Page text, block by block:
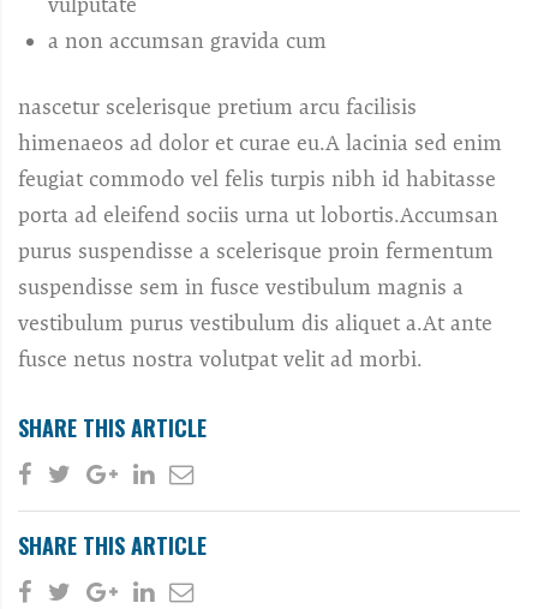
a non accumsan gravida cum
nascetur scelerisque pretium arcu facilisis
himenaeos ad dolor et curae eu.A lacinia sed enim
feugiat commodo vel felis turpis nibh id habitasse
porta ad eleifend sociis urna ut lobortis.Accumsan
purus suspendisse a scelerisque proin fermentum
suspendisse sem in fusce vestibulum magnis a
vestibulum purus vestibulum dis aliquet a.At ante
fusce netus nostra volutpat velit ad morbi.
SHARE THIS ARTICLE
SHARE THIS ARTICLE